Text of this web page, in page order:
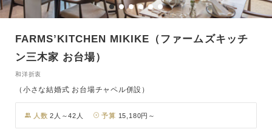
FARMS’KITCHEN MIKIKE（ファームズキッチ
ン三木家 お台場）
和洋折衷
（小さな結婚式 お台場チャペル併設）
人数 2人～42人 予算 15,180円～